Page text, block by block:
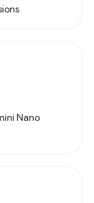
Nano